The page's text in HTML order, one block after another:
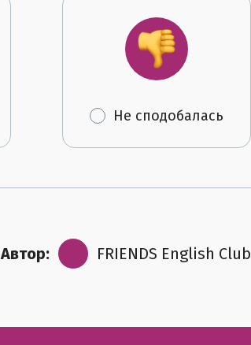
Не сподобалась
Автор: FRIENDS English Club